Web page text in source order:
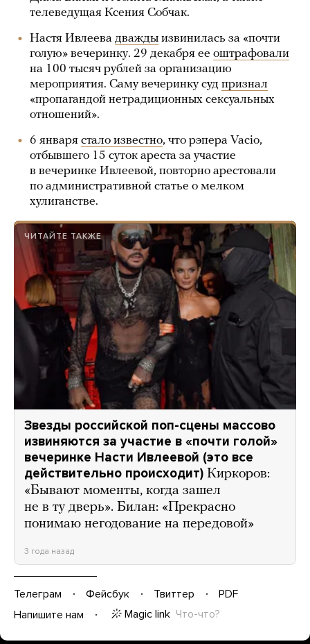
телеведущая Ксения Собчак.
Настя Ивлеева дважды извинилась за «почти
голую» вечеринку. 29 декабря ее оштрафовали
на 100 тысяч рублей за организацию
мероприятия. Саму вечеринку суд признал
«пропагандой нетрадиционных сексуальных
отношений».
6 января стало известно, что рэпера Vacio,
отбывшего 15 суток ареста за участие
в вечеринке Ивлеевой, повторно арестовали
по административной статье о мелком
хулиганстве.
ЧИТАЙТЕ ТАКЖЕ
Звезды российской поп-сцены массово
извиняются за участие в «почти голой»
вечеринке Насти Ивлеевой (это все
действительно происходит) Киркоров:
«Бывают моменты, когда зашел
не в ту дверь». Билан: «Прекрасно
понимаю негодование на передовой»
3 года назад
Телеграм Фейсбук Твиттер
PDF
Напишите нам
Magic link Что-что?